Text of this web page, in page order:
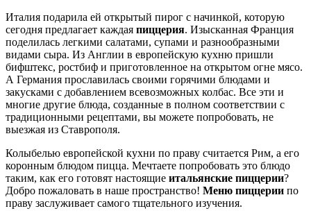
Италия подарила ей открытый пирог с начинкой, которую
сегодня предлагает каждая пиццерия. Изысканная Франция
поделилась легкими салатами, супами и разнообразными
видами сыра. Из Англии в европейскую кухню пришли
бифштекс, ростбиф и приготовленное на открытом огне мясо.
А Германия прославилась своими горячими блюдами и
закусками с добавлением всевозможных колбас. Все эти и
многие другие блюда, созданные в полном соответствии с
традиционными рецептами, вы можете попробовать, не
выезжая из Ставрополя.
Колыбелью европейской кухни по праву считается Рим, а его
коронным блюдом пицца. Мечтаете попробовать это блюдо
таким, как его готовят настоящие итальянские пиццерии?
Добро пожаловать в наше пространство! Меню пиццерии по
праву заслуживает самого тщательного изучения.